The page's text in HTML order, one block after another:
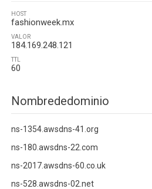
HOST
fashionweek.mx
VALOR
184.169.248.121
TTL
60
Nombrededominio
ns-1354.awsdns-41.org
ns-180.awsdns-22.com
ns-2017.awsdns-60.co.uk
ns-528.awsdns-02.net